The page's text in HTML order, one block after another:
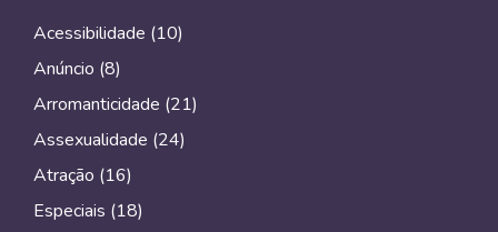
Acessibilidade (10)
Anúncio (8)
Arromanticidade (21)
Assexualidade (24)
Atração (16)
Especiais (18)